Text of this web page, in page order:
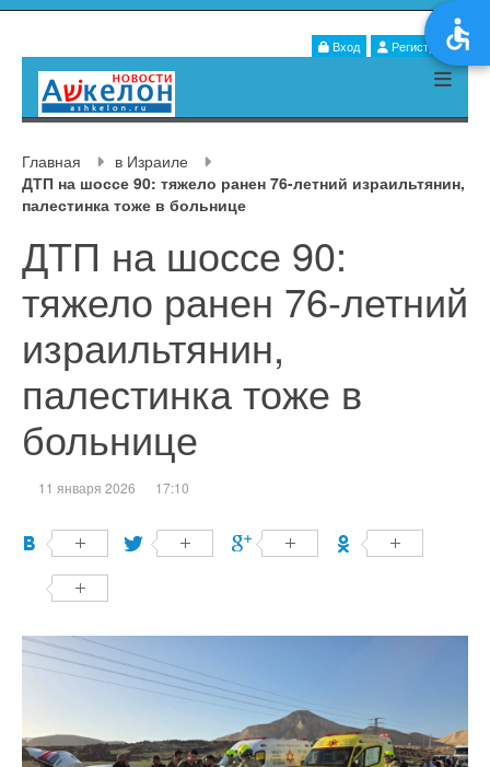
Вход Регистрация
Главная
в Израиле
ДТП на шоссе 90: тяжело ранен 76-летний израильтянин,
палестинка тоже в больнице
ДТП на шоссе 90:
тяжело ранен 76-летний
израильтянин,
палестинка тоже в
больнице
11 января 2026 17:10